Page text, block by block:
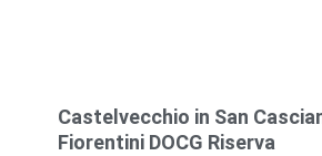
Castelvecchio in San
Fiorentini DOCG Riserva